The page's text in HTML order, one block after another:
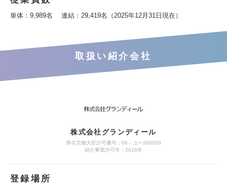
単体：9,989名 連結：29,419名（2025年12月31日現在）
取扱い紹介会社
株式会社グランディール
厚生労働大臣許可番号：06－ユー300050
紹介事業許可年：2016年
登録場所